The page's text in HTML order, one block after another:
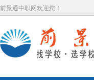
前景通中职网欢迎您！